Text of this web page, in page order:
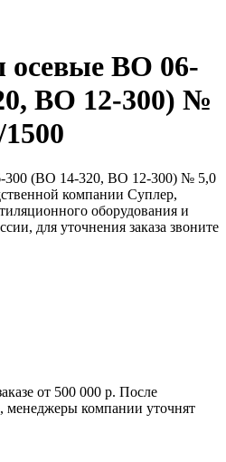
осевые ВО 06-
ВО 12-300) №
300 (ВО 14-320, ВО 12-300) № 5,0
компании Суплер,
оборудования и
для уточнения заказа звоните
от 500 000 р. После
менеджеры компании уточнят